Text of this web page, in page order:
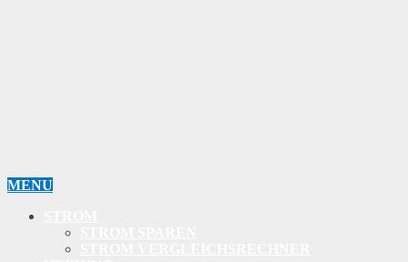
MENU